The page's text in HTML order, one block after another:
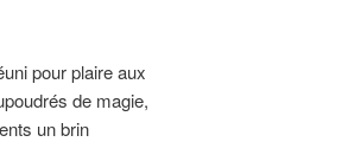
pour plaire aux
de magie,
un brin